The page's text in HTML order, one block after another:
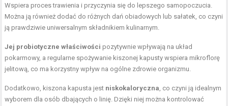
Wspiera proces trawienia i przyczynia się do lepszego samopoczucia.
Można ją również dodać do różnych dań obiadowych lub sałatek, co czyni
ją prawdziwie uniwersalnym składnikiem kulinarnym.
Jej probiotyczne właściwości pozytywnie wpływają na układ
pokarmowy, a regularne spożywanie kiszonej kapusty wspiera mikroflorę
jelitową, co ma korzystny wpływ na ogólne zdrowie organizmu.
Dodatkowo, kiszona kapusta jest niskokaloryczna, co czyni ją idealnym
wyborem dla osób dbających o linię. Dzięki niej można kontrolować